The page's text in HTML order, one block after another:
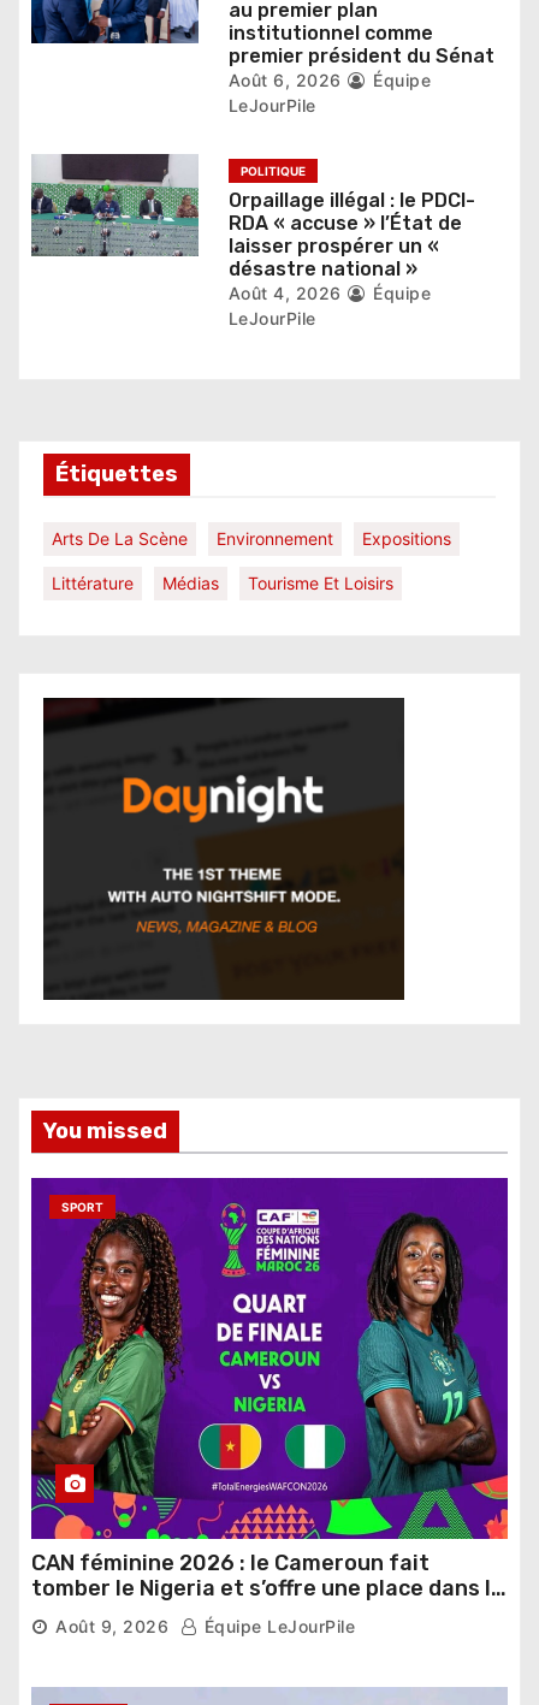
c
au premier plan
institutionnel comme
premier président du Sénat
Août 6, 2026
Équipe
LeJourPile
POLITIQUE
Orpaillage illégal : le PDCI-
RDA « accuse » l’État de
laisser prospérer un «
désastre national »
Août 4, 2026
Équipe
LeJourPile
Étiquettes
Arts De La Scène Environnement Expositions
Littérature Médias Tourisme Et Loisirs
You missed
SPORT
CAN féminine 2026 : le Cameroun fait
tomber le Nigeria et s’offre une place dans le
dernier carré
Août 9, 2026 Équipe LeJourPile